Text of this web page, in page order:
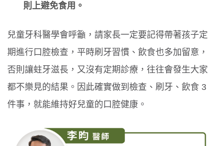
則上避免食用。
兒童牙科醫學會呼籲，請家長一定要記得帶著孩子定
期進行口腔檢查，平時刷牙習慣、飲食也多加留意，
否則讓蛀牙滋長，又沒有定期診療，往往會發生大家
都不樂見的結果。因此確實做到檢查、刷牙、飲食 3
件事，就能維持好兒童的口腔健康。